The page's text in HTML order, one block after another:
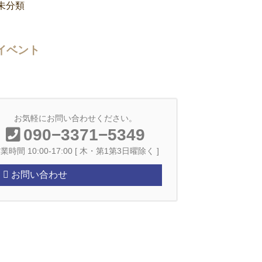
分類
ベント
お気軽にお問い合わせください。
090−3371−5349
時間 10:00-17:00 [ 木・第1第3日曜除く ]
お問い合わせ